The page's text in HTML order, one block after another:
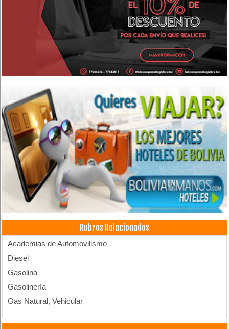
Rubros Relacionados
Academias de Automovilismo
Diesel
Gasolina
Gasolinería
Gas Natural, Vehicular